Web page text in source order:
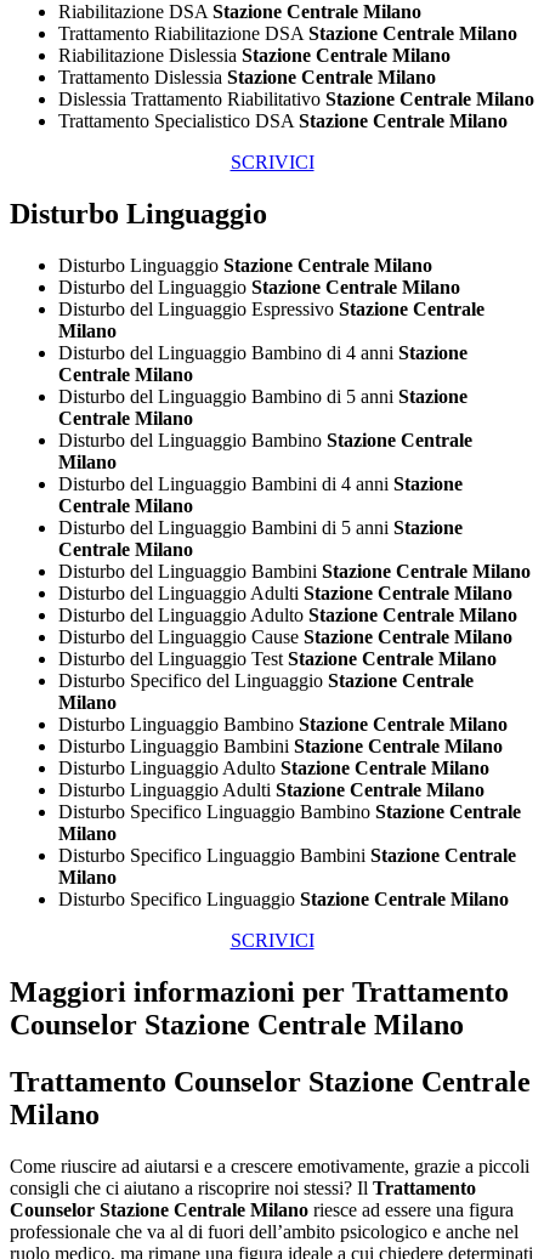
Riabilitazione DSA Stazione Centrale Milano
Trattamento Riabilitazione DSA Stazione Centrale Milano
Riabilitazione Dislessia Stazione Centrale Milano
Trattamento Dislessia Stazione Centrale Milano
Dislessia Trattamento Riabilitativo Stazione Centrale Milano
Trattamento Specialistico DSA Stazione Centrale Milano
SCRIVICI
Disturbo Linguaggio
Disturbo Linguaggio Stazione Centrale Milano
Disturbo del Linguaggio Stazione Centrale Milano
Disturbo del Linguaggio Espressivo Stazione Centrale
Milano
Disturbo del Linguaggio Bambino di 4 anni Stazione
Centrale Milano
Disturbo del Linguaggio Bambino di 5 anni Stazione
Centrale Milano
Disturbo del Linguaggio Bambino Stazione Centrale
Milano
Disturbo del Linguaggio Bambini di 4 anni Stazione
Centrale Milano
Disturbo del Linguaggio Bambini di 5 anni Stazione
Centrale Milano
Disturbo del Linguaggio Bambini Stazione Centrale Milano
Disturbo del Linguaggio Adulti Stazione Centrale Milano
Disturbo del Linguaggio Adulto Stazione Centrale Milano
Disturbo del Linguaggio Cause Stazione Centrale Milano
Disturbo del Linguaggio Test Stazione Centrale Milano
Disturbo Specifico del Linguaggio Stazione Centrale
Milano
Disturbo Linguaggio Bambino Stazione Centrale Milano
Disturbo Linguaggio Bambini Stazione Centrale Milano
Disturbo Linguaggio Adulto Stazione Centrale Milano
Disturbo Linguaggio Adulti Stazione Centrale Milano
Disturbo Specifico Linguaggio Bambino Stazione Centrale
Milano
Disturbo Specifico Linguaggio Bambini Stazione Centrale
Milano
Disturbo Specifico Linguaggio Stazione Centrale Milano
SCRIVICI
Maggiori informazioni per Trattamento
Counselor Stazione Centrale Milano
Trattamento Counselor Stazione Centrale
Milano
Come riuscire ad aiutarsi e a crescere emotivamente, grazie a piccoli
consigli che ci aiutano a riscoprire noi stessi? Il Trattamento
Counselor Stazione Centrale Milano riesce ad essere una figura
professionale che va al di fuori dell’ambito psicologico e anche nel
ruolo medico, ma rimane una figura ideale a cui chiedere determinati